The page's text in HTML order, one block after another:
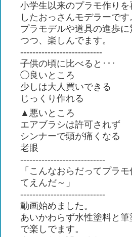
小学生以来のプラモ作りを
したおっさんモデラーです
プラモデルや道具の進歩に
つつ、楽しんでます。
---------------------------
子供の頃に比べると･･･
◯良いところ
少しは大人買いできる
じっくり作れる
▲悪いところ
エアブラシは許可されず
シンナーで頭が痛くなる
老眼
----------------------------
「こんなおらだってプラモ
てえんだ～」
----------------------------
動画始めました。
あいかわらず水性塗料と筆
で楽しでます。